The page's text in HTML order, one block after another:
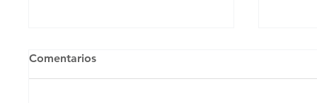
Comentarios